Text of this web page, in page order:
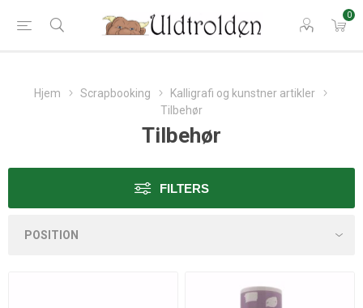
0
Hjem Scrapbooking
Kalligrafi og kunstner artikler
Tilbehør
Tilbehør
FILTERS